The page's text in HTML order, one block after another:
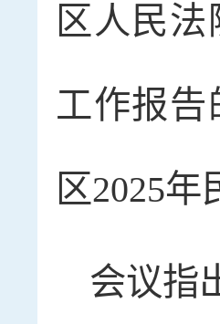
区人民
工作报
区2025
会议指